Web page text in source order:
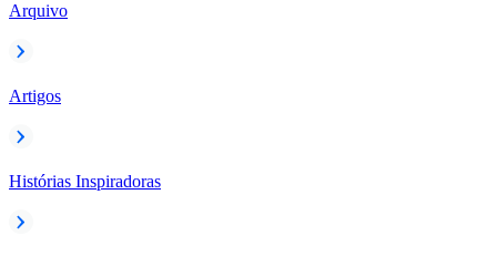
Arquivo
Artigos
Histórias Inspiradoras